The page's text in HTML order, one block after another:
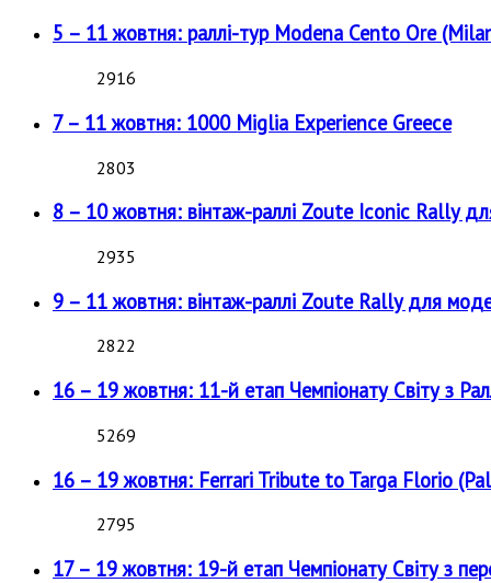
5 – 11 жовтня: раллі-тур Modena Cento Ore
2916
7 – 11 жовтня: 1000 Miglia Experience Greece
2803
8 – 10 жовтня: вінтаж-раллі Zoute Iconic Rally
2935
9 – 11 жовтня: вінтаж-раллі Zoute Rally для
2822
16 – 19 жовтня: 11-й етап Чемпіонату Світу з
5269
16 – 19 жовтня: Ferrari Tribute to Targa Florio
2795
17 – 19 жовтня: 19-й етап Чемпіонату Світу з